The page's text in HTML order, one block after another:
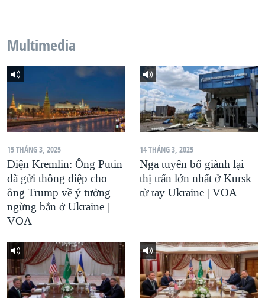
Multimedia
15 THÁNG 3, 2025
Điện Kremlin: Ông Putin
đã gửi thông điệp cho
ông Trump về ý tưởng
ngừng bắn ở Ukraine |
VOA
14 THÁNG 3, 2025
Nga tuyên bố giành lại
thị trấn lớn nhất ở Kursk
từ tay Ukraine | VOA